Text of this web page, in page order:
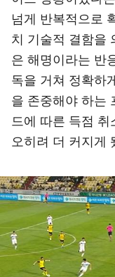
넘게 반복적으로
치 기술적 결함을
은 해명이라는 반
독을 거쳐 정확하
을 존중해야 하는
드에 따른 득점
오히려 더 커지게